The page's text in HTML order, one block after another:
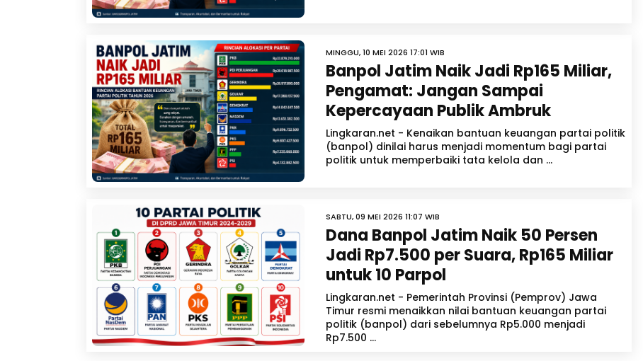
MINGGU, 10 MEI 2026 17:01 WIB
Banpol Jatim Naik Jadi Rp165 Miliar,
Pengamat: Jangan Sampai
Kepercayaan Publik Ambruk
Lingkaran.net - Kenaikan bantuan keuangan partai politik
(banpol) dinilai harus menjadi momentum bagi partai
politik untuk memperbaiki tata kelola dan ...
SABTU, 09 MEI 2026 11:07 WIB
Dana Banpol Jatim Naik 50 Persen
Jadi Rp7.500 per Suara, Rp165 Miliar
untuk 10 Parpol
Lingkaran.net - Pemerintah Provinsi (Pemprov) Jawa
Timur resmi menaikkan nilai bantuan keuangan partai
politik (banpol) dari sebelumnya Rp5.000 menjadi
Rp7.500 ...